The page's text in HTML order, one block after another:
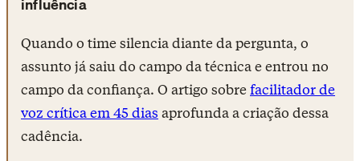
influência
Quando o time silencia diante da pergunta, o
assunto já saiu do campo da técnica e entrou no
campo da confiança. O artigo sobrefacilitador de
voz crítica em 45 dias aprofunda a criação dessa
cadência.